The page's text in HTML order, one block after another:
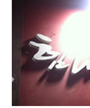
종이로 가려놓으셨는데 궁금
앞접시. 느낌이 온다. 주문과
다.즉, 공복에 김치를 계속